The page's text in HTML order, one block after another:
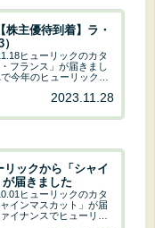
株主優待到着】ラ・
ヒューリックのカタ
フランス」が届きまし
今年のヒューリックか
トと果物づくしにしまし
2023.11.28
リックから「シャイ
届きました
ヒューリックのカタ
インマスカット」が届
イナンスでヒューリッ